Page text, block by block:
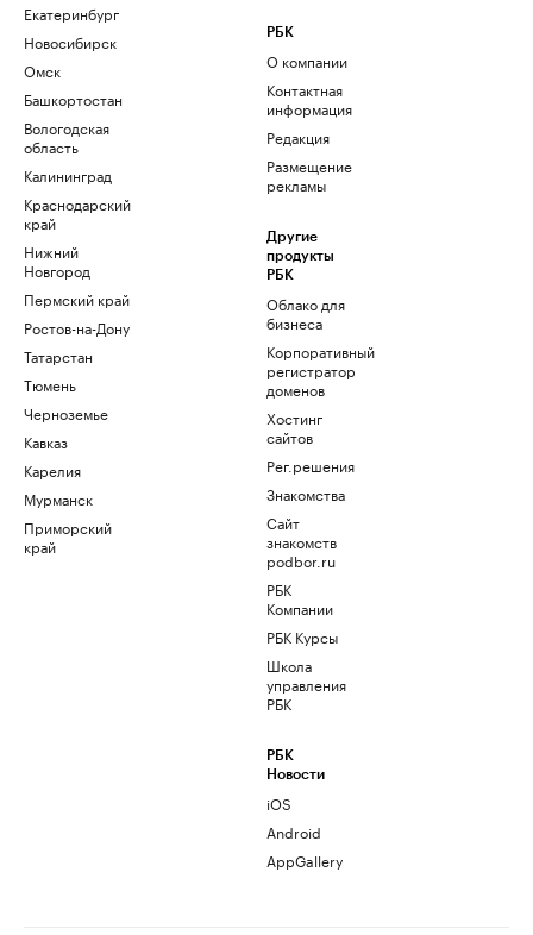
Екатеринбург
Новосибирск
Омск
Башкортостан
Вологодская
область
Калининград
Краснодарский
край
Нижний
Новгород
Пермский край
Ростов-на-Дону
Татарстан
Тюмень
Черноземье
Кавказ
Карелия
Мурманск
Приморский
край
РБК
О компании
Контактная
информация
Редакция
Размещение
рекламы
Другие
продукты
РБК
Облако для
бизнеса
Корпоративный
регистратор
доменов
Хостинг
сайтов
Рег.решения
Знакомства
Сайт
знакомств
podbor.ru
РБК
Компании
РБК Курсы
Школа
управления
РБК
РБК
Новости
iOS
Android
AppGallery